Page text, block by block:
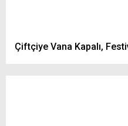
Çiftçiye Vana Kapalı,